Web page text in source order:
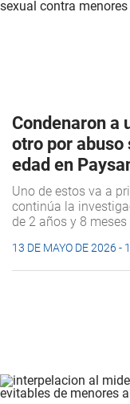
Condenaron a
otro por abuso
edad en
Uno de estos va a
continúa la
de 2 años y 8 meses
13 DE MAYO DE 2026 -